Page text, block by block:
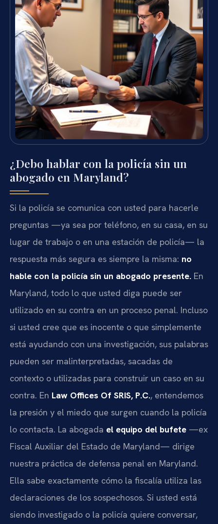
¿Debo hablar con la policía sin un
abogado en Maryland?
Si la policía se comunica con usted para hacerle
preguntas —ya sea por teléfono, en su casa, en su
lugar de trabajo o en una estación de policía— la
respuesta más segura es siempre la misma: no
hable con la policía sin un abogado presente. En
Maryland, todo lo que usted diga puede ser
utilizado en su contra en un proceso penal. Incluso
si usted cree que es inocente o que simplemente
está ayudando con una investigación, sus palabras
pueden ser malinterpretadas, sacadas de
contexto o utilizadas para construir un caso en su
contra. En Law Offices Of SRIS, P.C., entendemos
la presión y el miedo que surgen cuando la policía
lo contacta. La abogada el equipo del bufete —ex
Fiscal Auxiliar del Estado de Maryland— dirige
nuestra práctica de defensa penal en Maryland.
Ella sabe exactamente cómo la fiscalía utiliza las
declaraciones de los sospechosos. Si usted está
siendo investigado o la policía quiere conversar,